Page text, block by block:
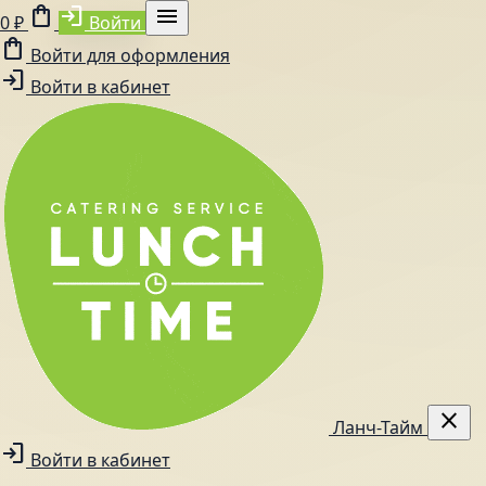
0 ₽ shopping_bag login Войти
menu
shopping_bag Войти для оформления
login Войти в кабинет
Ланч-Тайм
close
login Войти в кабинет